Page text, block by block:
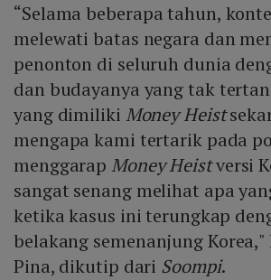
“Selama beberapa tahun,
melewati batas negara dan
penonton di seluruh dunia
dan budayanya yang tak
yang dimiliki Money Heist
mengapa kami tertarik pada
menggarap Money Heistversi
sangat senang melihat apa
ketika kasus ini terungkap
belakang semenanjung
Pina, dikutip dari Soompi.